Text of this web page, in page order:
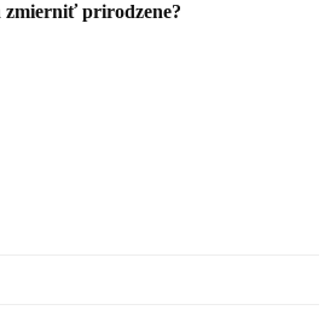
zmierniť prirodzene?